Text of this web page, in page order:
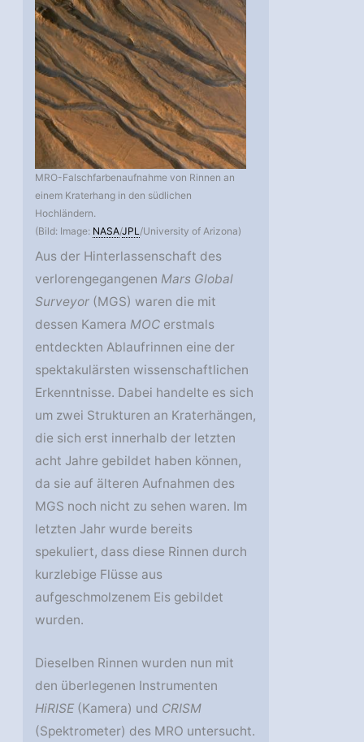
MRO-Falschfarbenaufnahme von Rinnen an
einem Kraterhang in den südlichen
Hochländern.
(Bild: Image: NASA/JPL/University of Arizona)
Aus der Hinterlassenschaft des
verlorengegangenenMars Global
Surveyor (MGS) waren die mit
dessen KameraMOC erstmals
entdeckten Ablaufrinnen eine der
spektakulärsten wissenschaftlichen
Erkenntnisse. Dabei handelte es sich
um zwei Strukturen an Kraterhängen,
die sich erst innerhalb der letzten
acht Jahre gebildet haben können,
da sie auf älteren Aufnahmen des
MGS noch nicht zu sehen waren. Im
letzten Jahr wurde bereits
spekuliert, dass diese Rinnen durch
kurzlebige Flüsse aus
aufgeschmolzenem Eis gebildet
wurden.
Dieselben Rinnen wurden nun mit
den überlegenen Instrumenten
HiRISE (Kamera) und CRISM
(Spektrometer) des MRO untersucht.